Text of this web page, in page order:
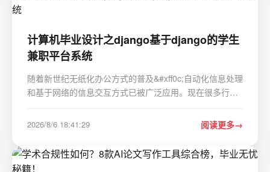
计算机毕业设计之django基于django的学生
兼职平台系统
随着新世纪无纸化办公方式的普及&#xff0c;自动化信息处理
和基于网络的信息交互方式已被广泛应用。现在很多行业
机已成为整个线上管理体系中的重要组成部分。虽然信息
2026/8/6 18:41:29 阅读更多